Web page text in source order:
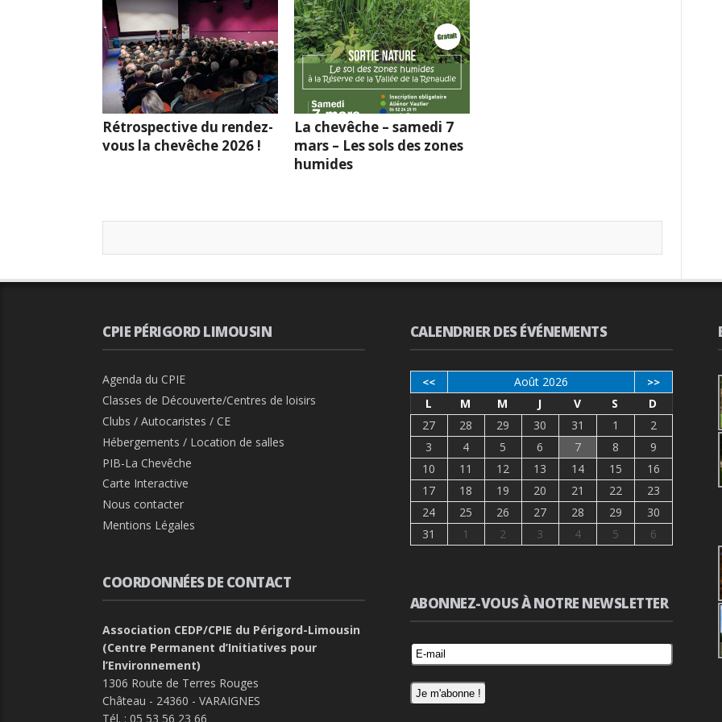
Rétrospective du rendez-
vous la chevêche 2026 !
La chevêche – samedi 7
mars – Les sols des zones
humides
CPIE PÉRIGORD LIMOUSIN
Agenda du CPIE
Classes de Découverte/Centres de loisirs
Clubs / Autocaristes / CE
Hébergements / Location de salles
PIB-La Chevêche
Carte Interactive
Nous contacter
Mentions Légales
COORDONNÉES DE CONTACT
Association CEDP/CPIE du Périgord-Limousin
(Centre Permanent d’Initiatives pour
l’Environnement)
1306 Route de Terres Rouges
Château - 24360 - VARAIGNES
Tél. : 05 53 56 23 66
CALENDRIER DES ÉVÉNEMENTS
<< Août 2026 >>
L M M J V S
D
27
28 29 30 31 1
2
3
4 5 6 7 8
9
10
11 12 13 14 15
16
17
18 19 20 21 22
23
24
25 26 27 28 29
30
31
1 2 3 4 5 6
ABONNEZ-VOUS À NOTRE NEWSLETTER